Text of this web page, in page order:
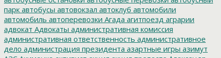
парк автобусы автовокзал автоклуб автомобили
автомобиль автоперевозки Агада агитпоезд аграрии
адвокат Адвокаты административная комиссия
административная ответственность административное
дело администрация президента азартные игры азимут